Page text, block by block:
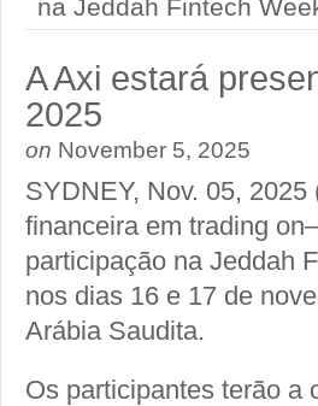
na Jeddah Fintech
A Axi estará
2025
on November 5, 2025
SYDNEY, Nov. 05,
financeira em trading
participação na Jeddah
nos dias 16 e 17 de
Arábia Saudita.
Os participantes terão a